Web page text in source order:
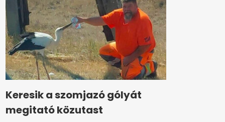
Keresik a szomjazó gólyát
megitató közutast